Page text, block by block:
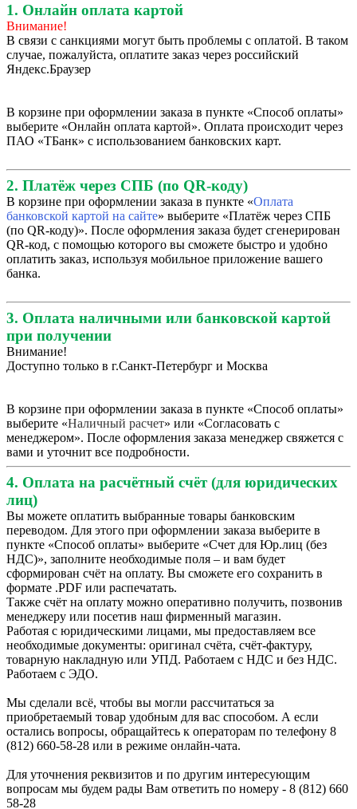
1. Онлайн оплата картой
Внимание!
В связи с санкциями могут быть проблемы с оплатой. В таком
случае, пожалуйста, оплатите заказ через российский
Яндекс.Браузер
В корзине при оформлении заказа в пункте «Способ оплаты»
выберите «Онлайн оплата картой». Оплата происходит через
ПАО «ТБанк» с использованием банковских карт.
2. Платёж через СПБ (по QR-коду)
В корзине при оформлении заказа в пункте «Оплата
банковской картой на сайте» выберите «Платёж через СПБ
(по QR-коду)». После оформления заказа будет сгенерирован
QR-код, с помощью которого вы сможете быстро и удобно
оплатить заказ, используя мобильное приложение вашего
банка.
3. Оплата наличными или банковской картой
при получении
Внимание!
Доступно только в г.Санкт-Петербург и Москва
В корзине при оформлении заказа в пункте «Способ оплаты»
выберите «Наличный расчет» или «Согласовать с
менеджером». После оформления заказа менеджер свяжется с
вами и уточнит все подробности.
4. Оплата на расчётный счёт (для юридических
лиц)
Вы можете оплатить выбранные товары банковским
переводом. Для этого при оформлении заказа выберите в
пункте «Способ оплаты» выберите «Счет для Юр.лиц (без
НДС)», заполните необходимые поля – и вам будет
сформирован счёт на оплату. Вы сможете его сохранить в
формате .PDF или распечатать.
Также счёт на оплату можно оперативно получить, позвонив
менеджеру или посетив наш фирменный магазин.
Работая с юридическими лицами, мы предоставляем все
необходимые документы: оригинал счёта, счёт-фактуру,
товарную накладную или УПД. Работаем с НДС и без НДС.
Работаем с ЭДО.
Мы сделали всё, чтобы вы могли рассчитаться за
приобретаемый товар удобным для вас способом. А если
остались вопросы, обращайтесь к операторам по телефону 8
(812) 660-58-28 или в режиме онлайн-чата.
Для уточнения реквизитов и по другим интересующим
вопросам мы будем рады Вам ответить по номеру - 8 (812) 660
58-28